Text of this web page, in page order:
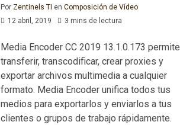
Por Zentinels TI en Composición de Vídeo
12 abril, 2019
3 mins de lectura
Media Encoder CC 2019 13.1.0.173 permite
transferir, transcodificar, crear proxies y
exportar archivos multimedia a cualquier
formato. Media Encoder unifica todos tus
medios para exportarlos y enviarlos a tus
clientes o grupos de trabajo rápidamente.